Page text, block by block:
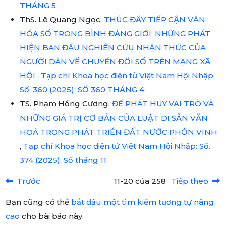
THÁNG 5
ThS. Lê Quang Ngọc, THÚC ĐẨY TIẾP CẬN VĂN
HÓA SỐ TRONG BÌNH ĐẲNG GIỚI: NHỮNG PHÁT
HIỆN BAN ĐẦU NGHIÊN CỨU NHẬN THỨC CỦA
NGƯỜI DÂN VỀ CHUYỂN ĐỔI SỐ TRÊN MẠNG XÃ
HỘI , Tạp chí Khoa học điện tử Việt Nam Hội Nhập:
Số. 360 (2025): SỐ 360 THÁNG 4
TS. Phạm Hồng Cương, ĐỂ PHÁT HUY VAI TRÒ VÀ
NHỮNG GIÁ TRỊ CƠ BẢN CỦA LUẬT DI SẢN VĂN
HOÁ TRONG PHÁT TRIỂN ĐẤT NƯỚC PHỒN VINH
, Tạp chí Khoa học điện tử Việt Nam Hội Nhập: Số.
374 (2025): Số tháng 11
Trước 11-20 của 258 Tiếp theo
Bạn cũng có thể bắt đầu một tìm kiếm tương tự nâng
cao cho bài báo này.